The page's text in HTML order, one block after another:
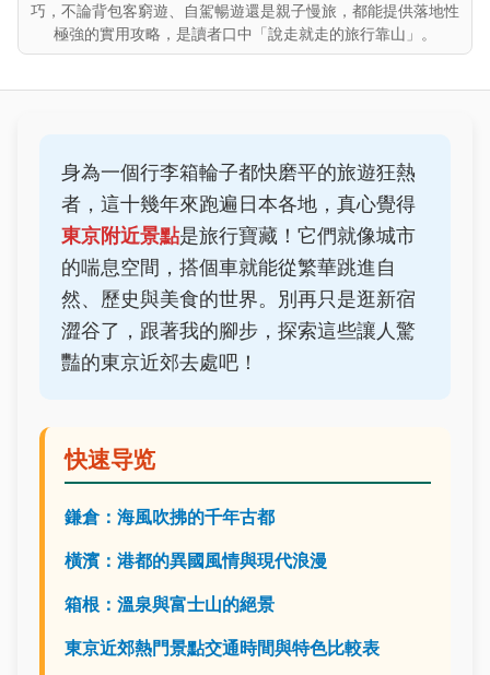
巧，不論背包客窮遊、自駕暢遊還是親子慢旅，都能提供落地性
極強的實用攻略，是讀者口中「說走就走的旅行靠山」。
身為一個行李箱輪子都快磨平的旅遊狂熱
者，這十幾年來跑遍日本各地，真心覺得
東京附近景點是旅行寶藏！它們就像城市
的喘息空間，搭個車就能從繁華跳進自
然、歷史與美食的世界。別再只是逛新宿
澀谷了，跟著我的腳步，探索這些讓人驚
豔的東京近郊去處吧！
快速导览
鎌倉：海風吹拂的千年古都
橫濱：港都的異國風情與現代浪漫
箱根：溫泉與富士山的絕景
東京近郊熱門景點交通時間與特色比較表